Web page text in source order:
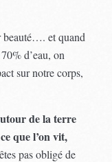
beauté…. et quand
d’eau, on
sur notre corps,
de la terre
que l’on vit,
pas obligé de